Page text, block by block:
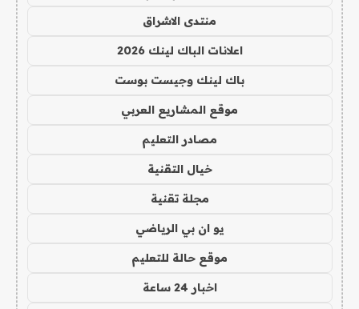
منتدى الاشراق
اعلانات الباك لينك 2026
باك لينك وجيست بوست
موقع المشاريع العربي
مصادر التعليم
خيال التقنية
مجلة تقنية
يو ان بي الرياضي
موقع حالة للتعليم
اخبار 24 ساعة